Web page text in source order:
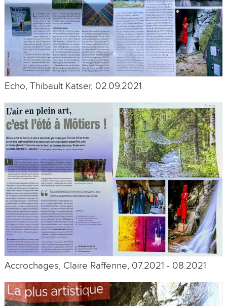
Echo, Thibault Katser, 02.09.2021
Accrochages, Claire Raffenne, 07.2021 - 08.2021